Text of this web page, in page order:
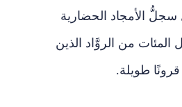
الأمجاد الحضارية
المئات من الروَّاد الذين
طويلة.